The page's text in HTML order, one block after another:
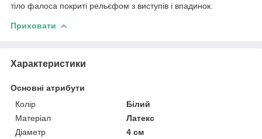
тіло фалоса покриті рельєфом з виступів і впадинок.
Приховати
Характеристики
Основні атрибути
Колір
Білий
Матеріал
Латекс
Діаметр
4 см